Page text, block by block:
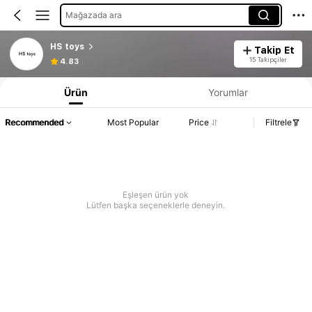
Mağazada ara
HS toys
4.83
Takip Et
15 Takipçiler
Ürün Yorumlar
Recommended Most Popular Price Filtrele
Eşleşen ürün yok
Lütfen başka seçeneklerle deneyin.